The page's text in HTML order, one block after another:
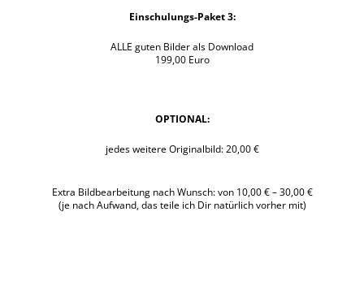
Einschulungs-Paket 3:
ALLE guten Bilder als Download
199,00 Euro
OPTIONAL:
jedes weitere Originalbild: 20,00 €
Extra Bildbearbeitung nach Wunsch: von 10,00 € – 30,00 €
(je nach Aufwand, das teile ich Dir natürlich vorher mit)